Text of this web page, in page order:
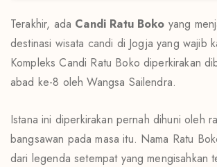
Terakhir, ada Candi Ratu Boko yang
destinasi wisata candi di Jogja yang wajib
Kompleks Candi Ratu Boko diperkirakan
abad ke-8 oleh Wangsa Sailendra.
Istana ini diperkirakan pernah dihuni oleh
bangsawan pada masa itu. Nama Ratu
dari legenda setempat yang mengisahkan